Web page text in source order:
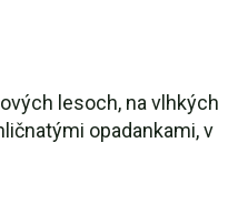
lesoch, na vlhkých
opadankami, v